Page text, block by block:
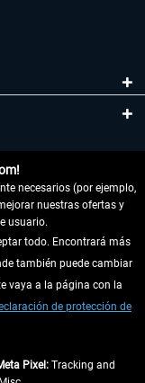
necesarios (por ejemplo,
nuestras ofertas y
usuario.
todo. Encontrará más
también puede cambiar
vaya a la página con la
de protección de
Pixel: Tracking and